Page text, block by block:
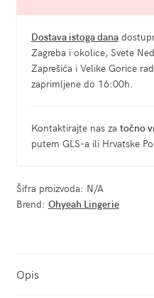
Dostava istoga dana
Zagreba i okolice, Svete
Zaprešića i Velike Gorice
zaprimljene do 16:00h.
Kontaktirajte nas za točno
putem GLS-a ili Hrvatske
Šifra proizvoda: N/A
Brend: Ohyeah Lingerie
Opis